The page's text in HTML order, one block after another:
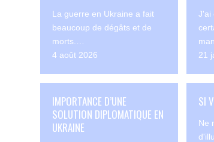
La guerre en Ukraine a fait
beaucoup de dégâts et de
morts.…
4 août 2026
J'ai
21
IMPORTANCE D’UNE
SOLUTION DIPLOMATIQUE EN
UKRAINE
SI
Ne